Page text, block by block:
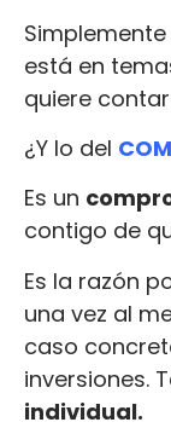
está en
quiere
¿Y lo del
Es un
contigo de
Es la razón
una vez al
caso
inversiones.
individual.